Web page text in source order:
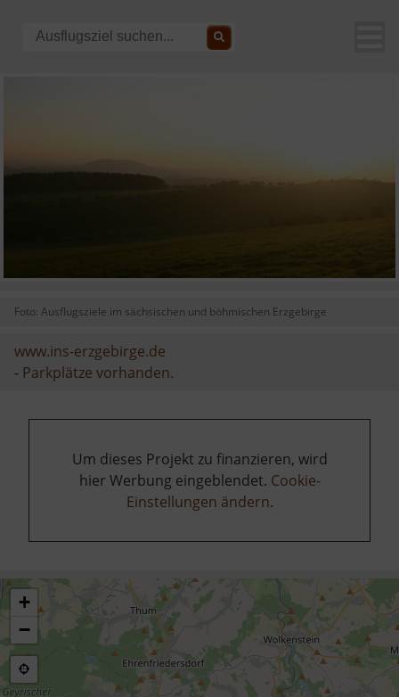
Foto: Ausflugsziele im sächsischen und böhmischen Erzgebirge
www.ins-erzgebirge.de
- Parkplätze vorhanden.
Um dieses Projekt zu finanzieren, wird
hier Werbung eingeblendet. Cookie-
Einstellungen ändern.
+
−